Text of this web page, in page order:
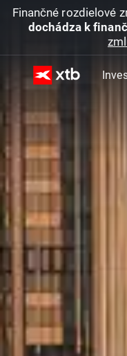
Finančné rozdielové
dochádza k